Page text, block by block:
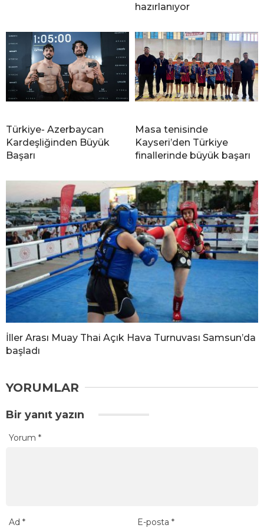
hazırlanıyor
Türkiye- Azerbaycan
Kardeşliğinden Büyük
Başarı
Masa tenisinde
Kayseri’den Türkiye
finallerinde büyük başarı
İller Arası Muay Thai Açık Hava Turnuvası Samsun’da
başladı
YORUMLAR
Bir yanıt yazın
Yorum *
Ad * E-posta*